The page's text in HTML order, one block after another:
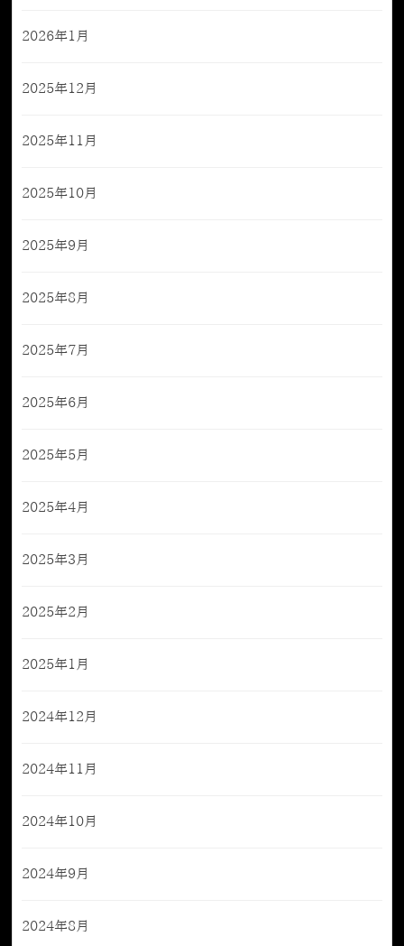
2026年1月
2025年12月
2025年11月
2025年10月
2025年9月
2025年8月
2025年7月
2025年6月
2025年5月
2025年4月
2025年3月
2025年2月
2025年1月
2024年12月
2024年11月
2024年10月
2024年9月
2024年8月